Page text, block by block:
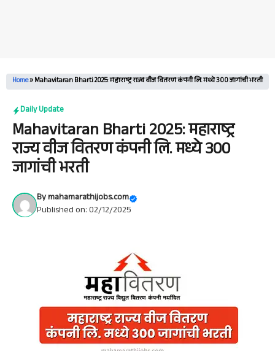
Home»Mahavitaran Bharti 2025: महाराष्ट्र राज्य वीज वितरण कंपनी लि. मध्ये 300 जागांची भरती
Daily Update
Mahavitaran Bharti 2025: महाराष्ट्र
राज्य वीज वितरण कंपनी लि. मध्ये 300
जागांची भरती
Bymahamarathijobs.com
Published on: 02/12/2025